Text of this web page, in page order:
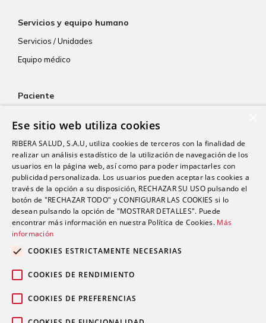
Servicios y equipo humano
Servicios / Unidades
Equipo médico
Paciente
Aseguradoras
Resultados de laboratorio
Consentimiento informado
Paciente internacional
Actualidad
Contacto
Ese sitio web utiliza cookies
RIBERA SALUD, S.A.U, utiliza cookies de terceros con la finalidad de
realizar un análisis estadístico de la utilización de navegación de los
usuarios en la página web, así como para poder impactarles con
publicidad personalizada. Los usuarios pueden aceptar las cookies a
través de la opción a su disposición, RECHAZAR SU USO pulsando el
botón de "RECHAZAR TODO" y CONFIGURAR LAS COOKIES si lo
desean pulsando la opción de "MOSTRAR DETALLES". Puede
encontrar más información en nuestra Política de Cookies. Más
información
COOKIES ESTRICTAMENTE NECESARIAS
COOKIES DE RENDIMIENTO
COOKIES DE PREFERENCIAS